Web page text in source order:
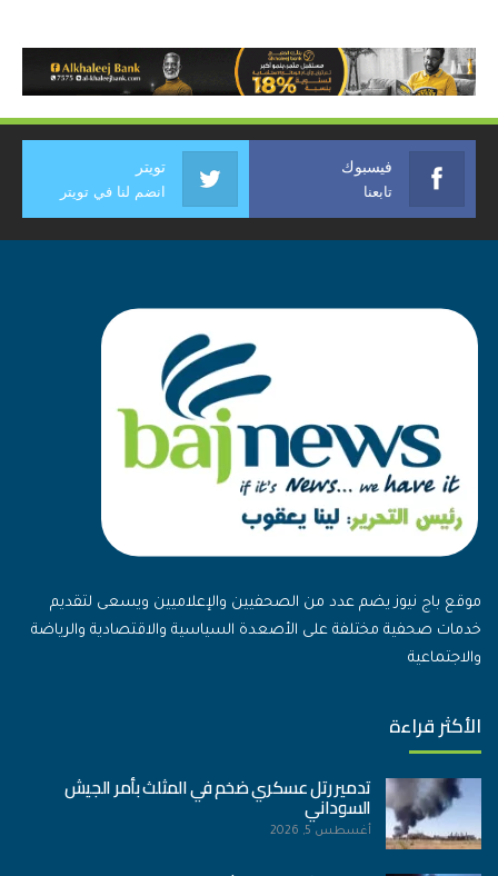
فيسبوك
تابعنا
تويتر
انضم لنا في تويتر
موقع باج نيوز يضم عدد من الصحفيين والإعلاميين ويسعى لتقديم
خدمات صحفية مختلفة على الأصعدة السياسية والاقتصادية والرياضة
والاجتماعية
الأكثر قراءة
تدمير رتل عسكري ضخم في المثلث بأمر الجيش
السوداني
أغسطس 5, 2026